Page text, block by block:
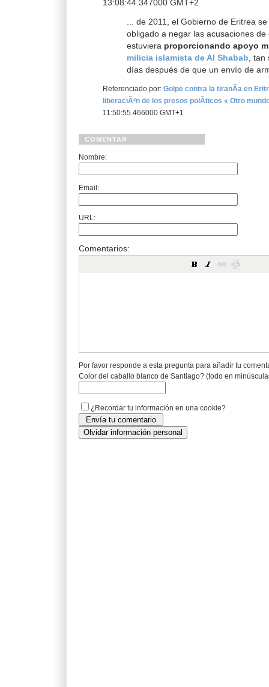
13:08:44.347000 GMT+2
... de 2011, el Gobierno de Eritrea
obligado a negar las acusaciones de
estuviera proporcionando apoyo
milicia islamista de Al Shabab ,
días después de que un envío de
Referenciado por: Golpe contra la tiranÃ­a en
liberaciÃ³n de los presos polÃ­ticos « Otro
11:50:55.466000 GMT+1
COMENTAR
Nombre:
Email:
URL:
Comentarios:
Por favor responde a esta pregunta para añadir tu
Color del caballo blanco de Santiago? (todo en
¿Recordar tu información en una cookie?